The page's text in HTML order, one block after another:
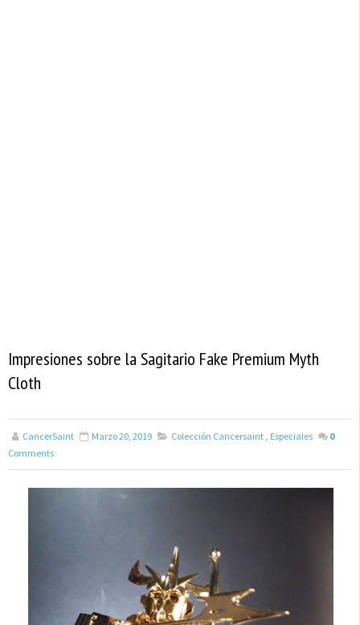
Impresiones sobre la Sagitario Fake Premium Myth
Cloth
CancerSaint Marzo 20, 2019 Colección Cancersaint , Especiales
0
Comments